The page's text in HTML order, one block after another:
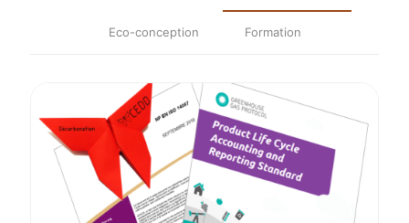
Eco-conception Formation